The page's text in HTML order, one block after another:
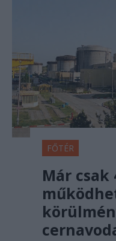
FŐTÉR
Már csak